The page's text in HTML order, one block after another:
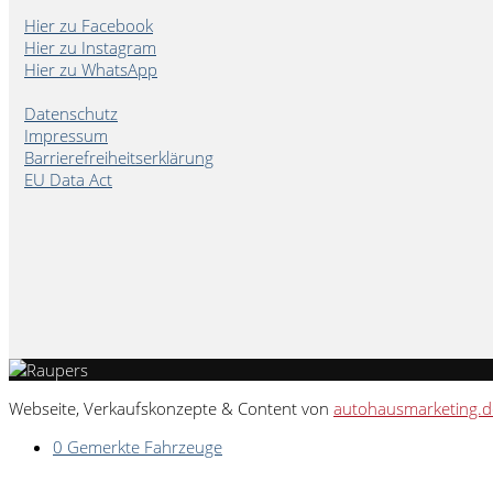
Hier zu Facebook
Hier zu Instagram
Hier zu WhatsApp
Datenschutz
Impressum
Barrierefreiheitserklärung
EU Data Act
Webseite, Verkaufskonzepte & Content von
0 Gemerkte Fahrzeuge